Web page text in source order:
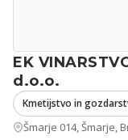
EK
d.o.o.
Kmetijstvo in
Šmarje 014, Šmarje,